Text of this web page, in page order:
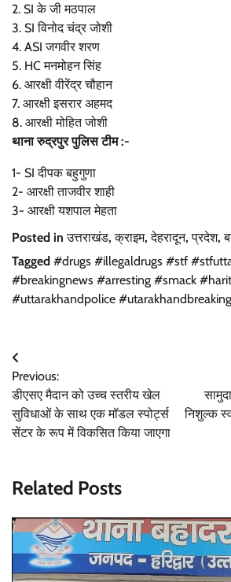
2. SI के जी मठपाल
3. SI विनोद चंद्र जोशी
4. ASI जगवीर शरण
5. HC मनमोहन सिंह
6. आरक्षी वीरेंद्र चौहान
7. आरक्षी इसरार अहमद
8. आरक्षी मोहित जोशी
थाना रुद्रपुर पुलिस टीम :-
1- SI दीपक बहुगुणा
2- आरक्षी ताजवीर शाही
3- आरक्षी यशपाल मेहता
Posted inउत्तराखंड,क्राइम,देहरादून,प्रदेश,
Tagged #drugs #illegaldrugs #stf
#breakingnews #arresting #smack
#uttarakhandpolice #utarakhandbreaking
Post
navigation
Previous:
डीएसए मैदान को उच्च स्तरीय खेल
सुविधाओं के साथ एक मॉडल स्पोर्ट्स
सेंटर के रूप में विकसित किया जाएगा
निशुल्क
Related Posts